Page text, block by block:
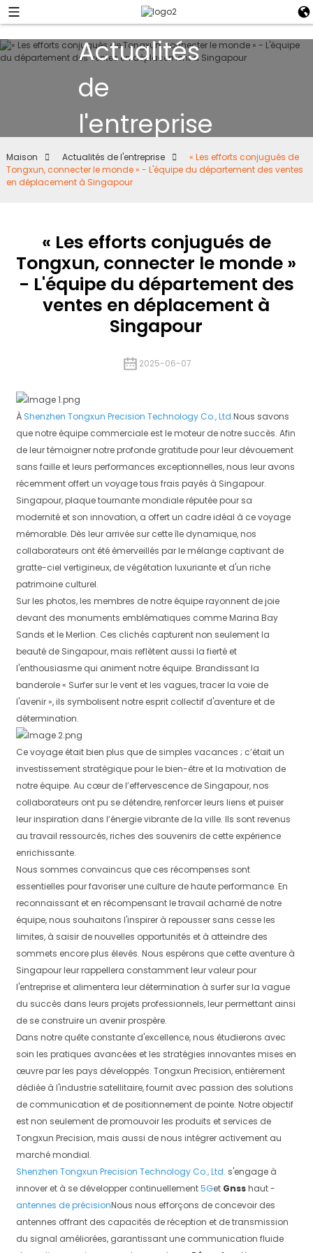
Actualités
de
l'entreprise
Maison Actualités de l'entreprise
« Les efforts conjugués de
Tongxun, connecter le monde » - L'équipe du département des ventes
en déplacement à Singapour
« Les efforts conjugués de
Tongxun, connecter le monde »
- L'équipe du département des
ventes en déplacement à
Singapour
2025-06-07
À Shenzhen Tongxun Precision Technology Co., Ltd.Nous savons
que notre équipe commerciale est le moteur de notre succès. Afin
de leur témoigner notre profonde gratitude pour leur dévouement
sans faille et leurs performances exceptionnelles, nous leur avons
récemment offert un voyage tous frais payés à Singapour.
Singapour, plaque tournante mondiale réputée pour sa
modernité et son innovation, a offert un cadre idéal à ce voyage
mémorable. Dès leur arrivée sur cette île dynamique, nos
collaborateurs ont été émerveillés par le mélange captivant de
gratte-ciel vertigineux, de végétation luxuriante et d'un riche
patrimoine culturel.
Sur les photos, les membres de notre équipe rayonnent de joie
devant des monuments emblématiques comme Marina Bay
Sands et le Merlion. Ces clichés capturent non seulement la
beauté de Singapour, mais reflètent aussi la fierté et
l'enthousiasme qui animent notre équipe. Brandissant la
banderole « Surfer sur le vent et les vagues, tracer la voie de
l'avenir », ils symbolisent notre esprit collectif d'aventure et de
détermination.
Ce voyage était bien plus que de simples vacances ; c’était un
investissement stratégique pour le bien-être et la motivation de
notre équipe. Au cœur de l’effervescence de Singapour, nos
collaborateurs ont pu se détendre, renforcer leurs liens et puiser
leur inspiration dans l’énergie vibrante de la ville. Ils sont revenus
au travail ressourcés, riches des souvenirs de cette expérience
enrichissante.
Nous sommes convaincus que ces récompenses sont
essentielles pour favoriser une culture de haute performance. En
reconnaissant et en récompensant le travail acharné de notre
équipe, nous souhaitons l'inspirer à repousser sans cesse les
limites, à saisir de nouvelles opportunités et à atteindre des
sommets encore plus élevés. Nous espérons que cette aventure à
Singapour leur rappellera constamment leur valeur pour
l'entreprise et alimentera leur détermination à surfer sur la vague
du succès dans leurs projets professionnels, leur permettant ainsi
de se construire un avenir prospère.
Dans notre quête constante d'excellence, nous étudierons avec
soin les pratiques avancées et les stratégies innovantes mises en
œuvre par les pays développés. Tongxun Precision, entièrement
dédiée à l'industrie satellitaire, fournit avec passion des solutions
de communication et de positionnement de pointe. Notre objectif
est non seulement de promouvoir les produits et services de
Tongxun Precision, mais aussi de nous intégrer activement au
marché mondial.
Shenzhen Tongxun Precision Technology Co., Ltd. s'engage à
innover et à se développer continuellement5Get Gnsshaut -
antennes de précisionNous nous efforçons de concevoir des
antennes offrant des capacités de réception et de transmission
du signal améliorées, garantissant une communication fluide